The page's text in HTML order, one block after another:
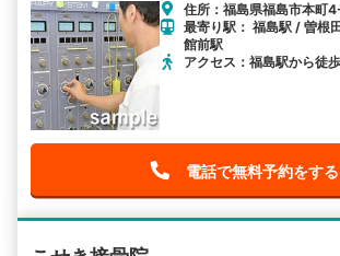
住所：福島県福島市本町
最寄り駅： 福島駅 / 曽根
館前駅
アクセス：福島駅から徒
電話で無料予約をする